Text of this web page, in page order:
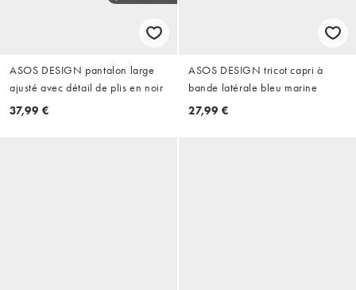
ASOS DESIGN pantalon large
ajusté avec détail de plis en noir
37,99 €
ASOS DESIGN tricot capri à
bande latérale bleu marine
27,99 €